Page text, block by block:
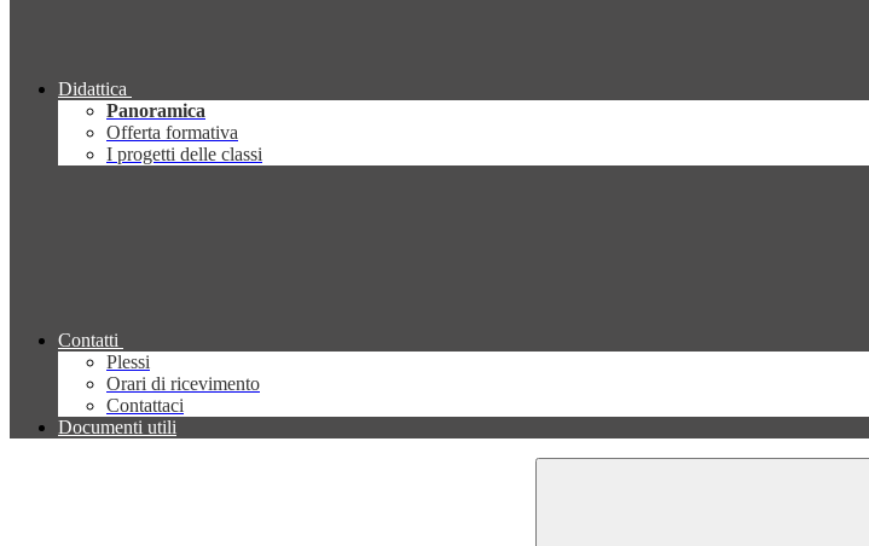
Didattica
Panoramica
Offerta formativa
I progetti delle classi
Contatti
Plessi
Orari di ricevimento
Contattaci
Documenti utili